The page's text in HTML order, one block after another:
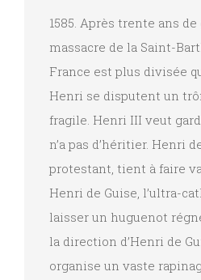
1585. Après trente ans
massacre de la Saint-
France est plus divisée
Henri se disputent un
fragile. Henri III veut
n’a pas d’héritier. Henri
protestant, tient à faire
Henri de Guise, l’ultra-
laisser un huguenot
la direction d’Henri de
organise un vaste